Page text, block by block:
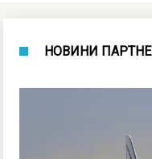
НОВИНИ